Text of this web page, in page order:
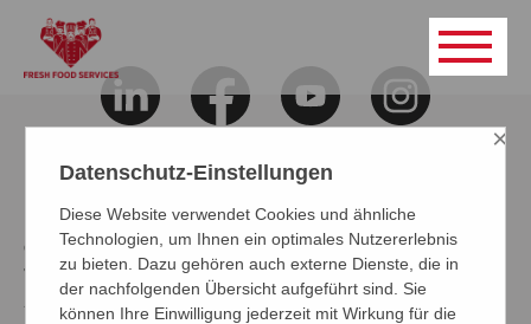
FFS Fresh Food Services
GmbH & Co. KG
Wasserstraße 223
44799 Bochum
Datenschutz-Einstellungen
×
Diese Website verwendet Cookies und ähnliche
Technologien, um Ihnen ein optimales Nutzererlebnis
zu bieten. Dazu gehören auch externe Dienste, die in
der nachfolgenden Übersicht aufgeführt sind. Sie
können Ihre Einwilligung jederzeit mit Wirkung für die